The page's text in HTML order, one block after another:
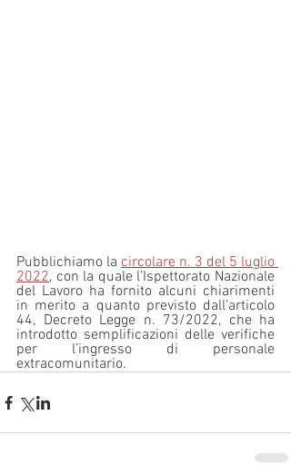
Pubblichiamo la circolare n. 3 del 5 luglio
2022, con la quale l’Ispettorato Nazionale
del Lavoro ha fornito alcuni chiarimenti
in merito a quanto previsto dall’articolo
44, Decreto Legge n. 73/2022, che ha
introdotto semplificazioni delle verifiche
per l’ingresso di personale
extracomunitario.